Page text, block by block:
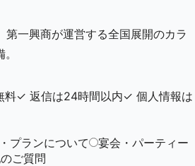
第一興商が運営する全国展開のカラ
料✓ 返信は24時間以内✓ 個人情報は
プランについて
宴会・パーティー
ご質問